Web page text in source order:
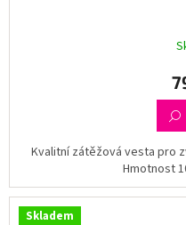
Kvalitní zátěžová vesta pro
Hmotnost
Skladem